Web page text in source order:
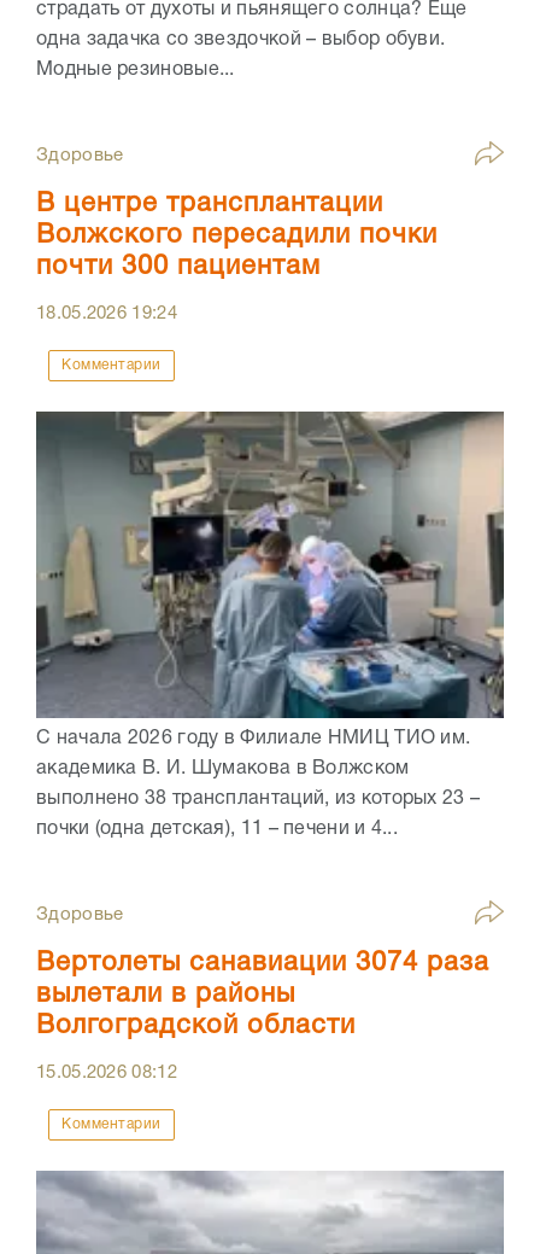
страдать от духоты и пьянящего солнца? Еще
одна задачка со звездочкой – выбор обуви.
Модные резиновые...
Здоровье
В центре трансплантации
Волжского пересадили почки
почти 300 пациентам
18.05.2026 19:24
Комментарии
С начала 2026 году в Филиале НМИЦ ТИО им.
академика В. И. Шумакова в Волжском
выполнено 38 трансплантаций, из которых 23 –
почки (одна детская), 11 – печени и 4...
Здоровье
Вертолеты санавиации 3074 раза
вылетали в районы
Волгоградской области
15.05.202608:12
Комментарии